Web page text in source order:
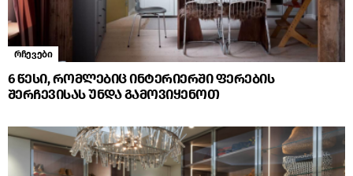
რჩევები
6 წესი, რომლებიც ინტერიერში ფერების
შერჩევისას უნდა გამოვიყენოთ